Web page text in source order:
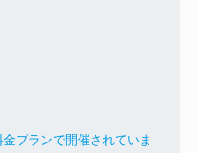
金プランで開催されていま